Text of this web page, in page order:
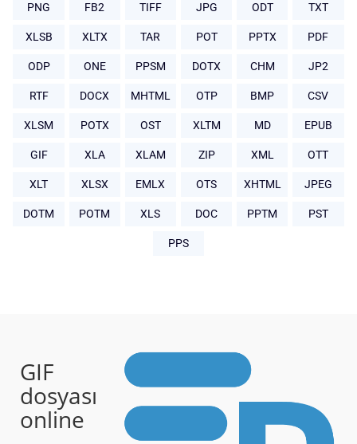
PNG FB2 TIFF JPG ODT TXT
XLSB XLTX TAR POT PPTX PDF
ODP ONE PPSM DOTX CHM JP2
RTF DOCX MHTML OTP BMP CSV
XLSM POTX OST XLTM MD EPUB
GIF XLA XLAM ZIP XML OTT
XLT XLSX EMLX OTS XHTML JPEG
DOTM POTM XLS DOC PPTM PST
PPS
GIF
dosyası
online